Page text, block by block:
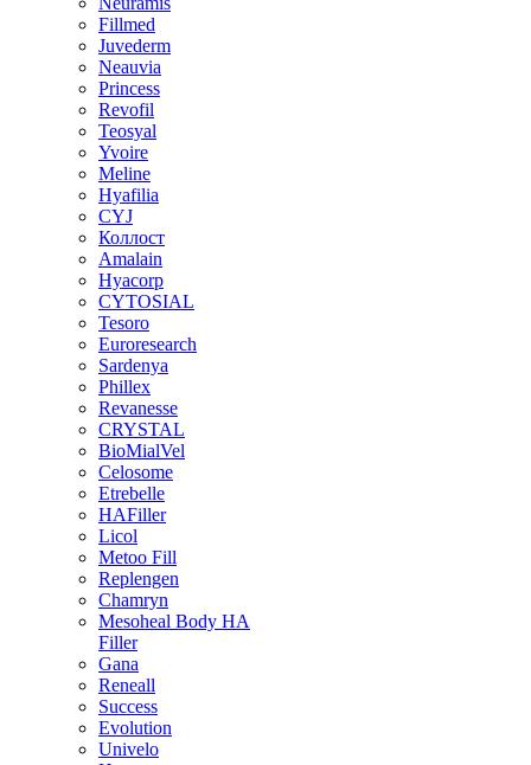
Fillmed
Juvederm
Neauvia
Princess
Revofil
Teosyal
Yvoire
Meline
Hyafilia
CYJ
Коллост
Amalain
Hyacorp
CYTOSIAL
Tesoro
Euroresearch
Sardenya
Phillex
Revanesse
CRYSTAL
BioMialVel
Celosome
Etrebelle
HAFiller
Licol
Metoo Fill
Replengen
Chamryn
Mesoheal Body HA
Filler
Gana
Reneall
Success
Evolution
Univelo